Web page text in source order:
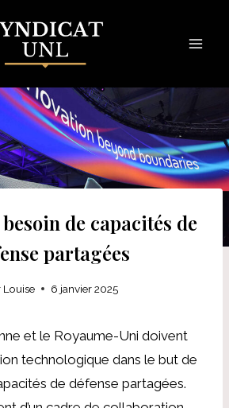
besoin de capacités de
partagées
Louise 6 janvier 2025
et le Royaume-Uni doivent
technologique dans le but de
de défense partagées.